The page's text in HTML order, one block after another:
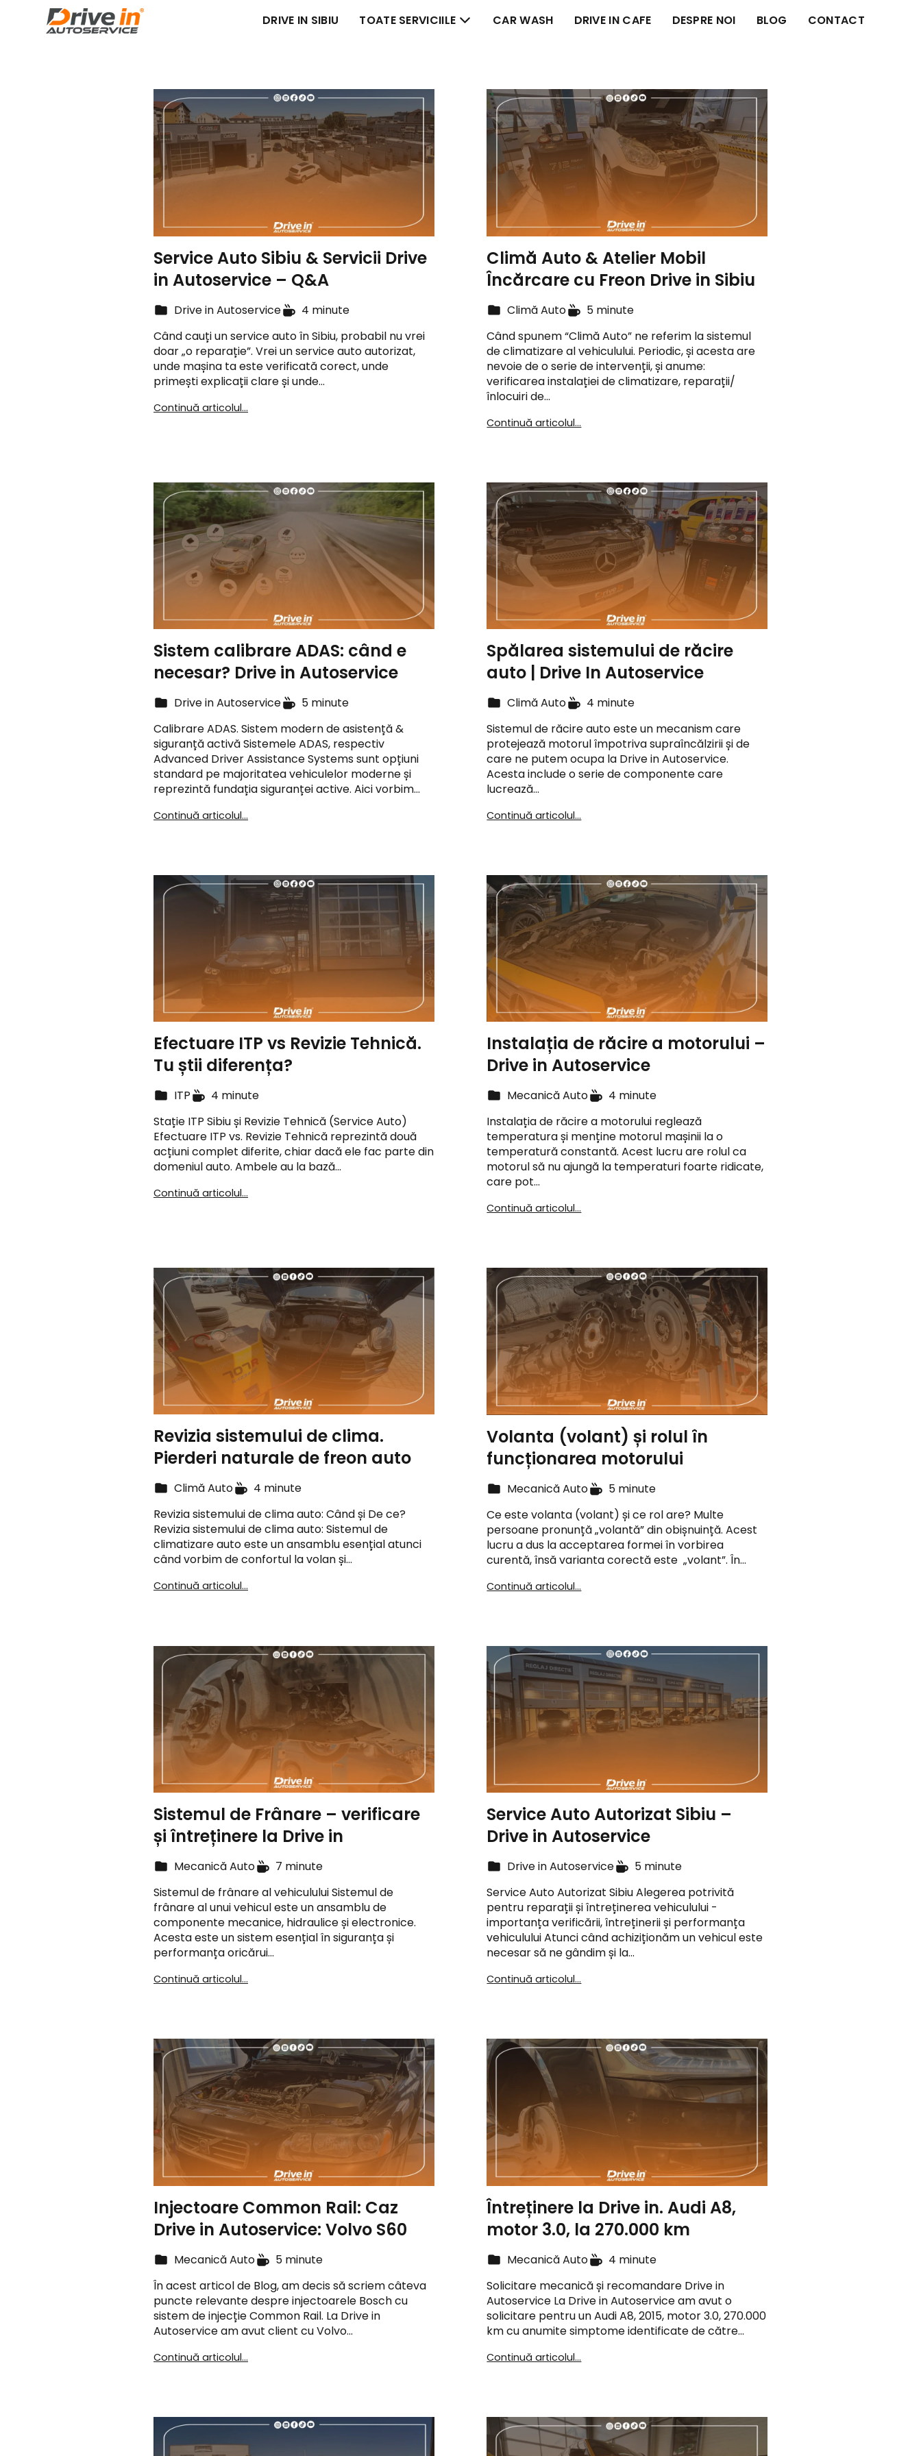
DRIVE IN SIBIU TOATE SERVICIILE CAR WASH DRIVE IN CAFE DESPRE NOI BLOG CONTACT
Service Auto Sibiu & Servicii Drive
in Autoservice – Q&A
Drive in Autoservice
4 minute
Când cauți un service auto în Sibiu, probabil nu vrei
doar „o reparație”. Vrei un service auto autorizat,
unde mașina ta este verificată corect, unde
primești explicații clare și unde…
Continuă articolul...
Climă Auto & Atelier Mobil
Încărcare cu Freon Drive in Sibiu
Climă Auto
5 minute
Când spunem “Climă Auto” ne referim la sistemul
de climatizare al vehiculului. Periodic, și acesta are
nevoie de o serie de intervenții, și anume:
verificarea instalației de climatizare, reparații/
înlocuiri de…
Continuă articolul...
Sistem calibrare ADAS: când e
necesar? Drive in Autoservice
Drive in Autoservice
5 minute
Calibrare ADAS. Sistem modern de asistență &
siguranță activă Sistemele ADAS, respectiv
Advanced Driver Assistance Systems sunt opțiuni
standard pe majoritatea vehiculelor moderne și
reprezintă fundația siguranței active. Aici vorbim…
Continuă articolul...
Spălarea sistemului de răcire
auto | Drive In Autoservice
Climă Auto
4 minute
Sistemul de răcire auto este un mecanism care
protejează motorul împotriva supraîncălzirii și de
care ne putem ocupa la Drive in Autoservice.
Acesta include o serie de componente care
lucrează…
Continuă articolul...
Efectuare ITP vs Revizie Tehnică.
Tu știi diferența?
ITP
4 minute
Stație ITP Sibiu și Revizie Tehnică (Service Auto)
Efectuare ITP vs. Revizie Tehnică reprezintă două
acțiuni complet diferite, chiar dacă ele fac parte din
domeniul auto. Ambele au la bază…
Continuă articolul...
Instalația de răcire a motorului –
Drive in Autoservice
Mecanică Auto
4 minute
Instalația de răcire a motorului reglează
temperatura și menține motorul mașinii la o
temperatură constantă. Acest lucru are rolul ca
motorul să nu ajungă la temperaturi foarte ridicate,
care pot…
Continuă articolul...
Revizia sistemului de clima.
Pierderi naturale de freon auto
Climă Auto
4 minute
Revizia sistemului de clima auto: Când și De ce?
Revizia sistemului de clima auto: Sistemul de
climatizare auto este un ansamblu esențial atunci
când vorbim de confortul la volan și…
Continuă articolul...
Volanta (volant) și rolul în
funcționarea motorului
Mecanică Auto
5 minute
Ce este volanta (volant) și ce rol are? Multe
persoane pronunță „volantă” din obișnuință. Acest
lucru a dus la acceptarea formei în vorbirea
curentă, însă varianta corectă este „volant”. În…
Continuă articolul...
Sistemul de Frânare – verificare
și întreținere la Drive in
Mecanică Auto
7 minute
Sistemul de frânare al vehiculului Sistemul de
frânare al unui vehicul este un ansamblu de
componente mecanice, hidraulice și electronice.
Acesta este un sistem esențial în siguranța și
performanța oricărui…
Continuă articolul...
Service Auto Autorizat Sibiu –
Drive in Autoservice
Drive in Autoservice
5 minute
Service Auto Autorizat Sibiu Alegerea potrivită
pentru reparații și întreținerea vehiculului -
importanța verificării, întreținerii și performanța
vehiculului Atunci când achiziționăm un vehicul este
necesar să ne gândim și la…
Continuă articolul...
Injectoare Common Rail: Caz
Drive in Autoservice: Volvo S60
Mecanică Auto
5 minute
În acest articol de Blog, am decis să scriem câteva
puncte relevante despre injectoarele Bosch cu
sistem de injecție Common Rail. La Drive in
Autoservice am avut client cu Volvo…
Continuă articolul...
Întreținere la Drive in. Audi A8,
motor 3.0, la 270.000 km
Mecanică Auto
4 minute
Solicitare mecanică și recomandare Drive in
Autoservice La Drive in Autoservice am avut o
solicitare pentru un Audi A8, 2015, motor 3.0, 270.000
km cu anumite simptome identificate de către…
Continuă articolul...